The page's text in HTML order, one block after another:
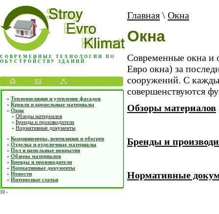
СОВРЕМЕННЫЕ ТЕХНОЛОГИИ ПО
ОБУСТРОЙСТВУ ЗДАНИЙ
» Теплоизоляция и утепление фасадов
» Кровля и кровельные материалы
» Окна
» Обзоры материалов
» Бренды и производители
» Нормативные документы
» Кондиционеры, вентиляция и обогрев
» Отделка и отделочные материалы
» Пол и напольные покрытия
» Обзоры материалов
» Бренды и производители
» Нормативные документы
» Новости
» Интересные статьи
10 -
Главная \ Окна
Окна
Современные окна и
Евро окна) за
сооружений. С
совершенствуются
Обзоры материалов
Бренды и
Нормативные